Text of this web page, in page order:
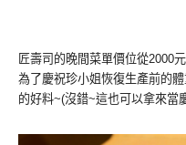
匠壽司的晚間菜單價位從2000
為了慶祝珍小姐恢復生產前的
的好料~(沒錯~這也可以拿來當